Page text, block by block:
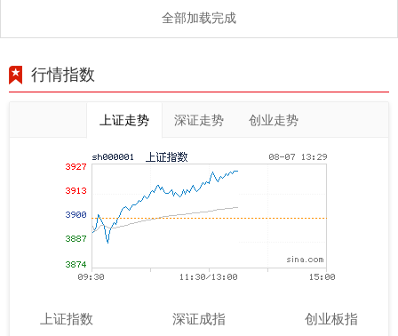
全部加载完成
行情指数
上证走势 深证走势 创业走势
上证指数 深证成指 创业板指